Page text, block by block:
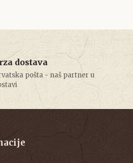
dostava
pošta - naš partner u